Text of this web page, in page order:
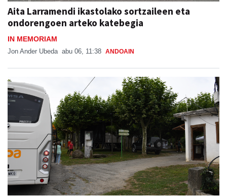
Aita Larramendi ikastolako sortzaileen eta
ondorengoen arteko katebegia
IN MEMORIAM
Jon Ander Ubeda abu 06, 11:38 ANDOAIN